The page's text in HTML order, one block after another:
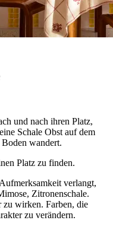
und nach ihren Platz,
Schale Obst auf dem
wandert.
Platz zu finden.
verlangt,
Zitronenschale.
zu wirken. Farben, die
zu verändern.